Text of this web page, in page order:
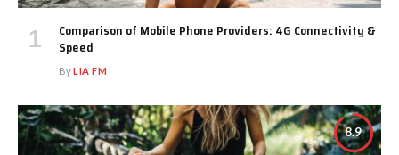
Comparison of Mobile Phone Providers: 4G Connectivity &
Speed
ByLIA FM
8.9